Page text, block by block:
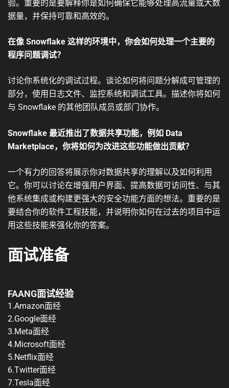
验。重要的是要解释你是如何确保它能够处理高流量或大数
据量，并保持可靠和高效的。
在像 Snowflake 这样的环境中，你会如何处理一个主要的
程序问题调试？
讨论你系统化的调试过程。谈论如何将问题分解成可管理的
部分，使用日志文件、监控系统和调试工具。描述你将如何
与 Snowflake 的其他团队成员或部门协作。
Snowflake 最近推出了数据共享功能，例如 Data
Marketplace，你将如何为改进这些功能做出贡献？
一个有力的回答将展示你对数据共享的理解以及如何利用
它。你可以讨论在增强用户界面、提高数据可访问性、与其
他系统集成或构建更强大的安全功能方面的想法。重要的是
要结合你的软件工程技能，并说明你如何在过去的项目中运
用这些技能来强化你的答案。
面试准备
FAANG面试经验
1.Amazon面经
2.Google面经
3.Meta面经
4.Microsoft面经
5.Netflix面经
6.Twitter面经
7.Tesla面经